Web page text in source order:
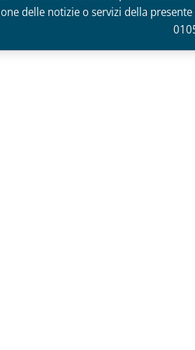
delle notizie o servizi della